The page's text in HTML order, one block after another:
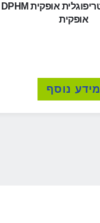
משאבת צנטריפוגלית אופקית DPHM
אופקית
מידע נוסף